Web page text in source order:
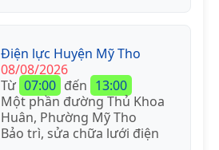
Điện lực Huyện Mỹ Tho
08/08/2026
Từ 07:00 đến 13:00
Một phần đường Thủ Khoa
Huân, Phường Mỹ Tho
Bảo trì, sửa chữa lưới điện